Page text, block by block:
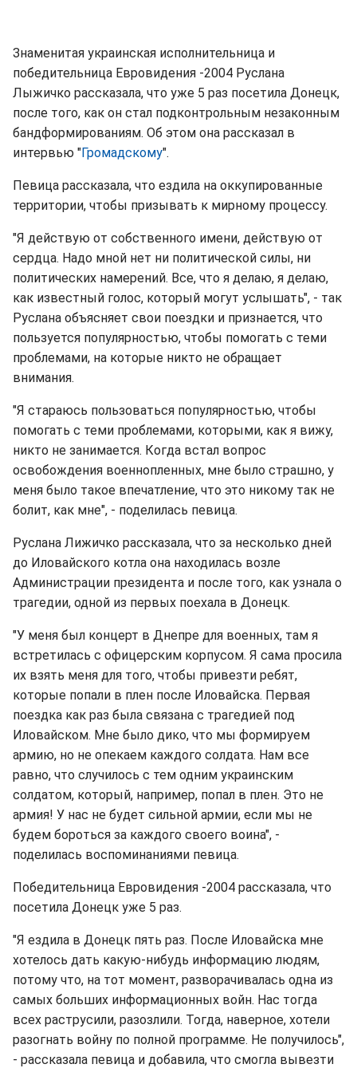
Знаменитая украинская исполнительница и
победительница Евровидения -2004 Руслана
Лыжичко рассказала, что уже 5 раз посетила Донецк,
после того, как он стал подконтрольным незаконным
бандформированиям. Об этом она рассказал в
интервью "Громадскому".
Певица рассказала, что ездила на оккупированные
территории, чтобы призывать к мирному процессу.
"Я действую от собственного имени, действую от
сердца. Надо мной нет ни политической силы, ни
политических намерений. Все, что я делаю, я делаю,
как известный голос, который могут услышать", - так
Руслана объясняет свои поездки и признается, что
пользуется популярностью, чтобы помогать с теми
проблемами, на которые никто не обращает
внимания.
"Я стараюсь пользоваться популярностью, чтобы
помогать с теми проблемами, которыми, как я вижу,
никто не занимается. Когда встал вопрос
освобождения военнопленных, мне было страшно, у
меня было такое впечатление, что это никому так не
болит, как мне", - поделилась певица.
Руслана Лижичко рассказала, что за несколько дней
до Иловайского котла она находилась возле
Администрации президента и после того, как узнала о
трагедии, одной из первых поехала в Донецк.
"У меня был концерт в Днепре для военных, там я
встретилась с офицерским корпусом. Я сама просила
их взять меня для того, чтобы привезти ребят,
которые попали в плен после Иловайска. Первая
поездка как раз была связана с трагедией под
Иловайском. Мне было дико, что мы формируем
армию, но не опекаем каждого солдата. Нам все
равно, что случилось с тем одним украинским
солдатом, который, например, попал в плен. Это не
армия! У нас не будет сильной армии, если мы не
будем бороться за каждого своего воина", -
поделилась воспоминаниями певица.
Победительница Евровидения -2004 рассказала, что
посетила Донецк уже 5 раз.
"Я ездила в Донецк пять раз. После Иловайска мне
хотелось дать какую-нибудь информацию людям,
потому что, на тот момент, разворачивалась одна из
самых больших информационных войн. Нас тогда
всех раструсили, разозлили. Тогда, наверное, хотели
разогнать войну по полной программе. Не получилось",
- рассказала певица и добавила, что смогла вывезти